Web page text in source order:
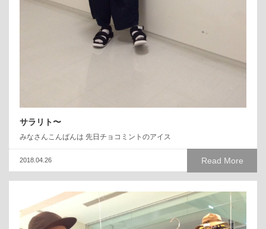
サラリト〜
みなさんこんばんは 先日チョコミントのアイス
Read More
2018.04.26